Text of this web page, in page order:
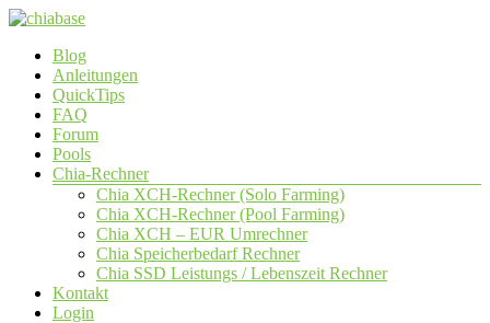
Zum
springen
chiabase
CHIA
Info-
Community
Seite
Menü
Blog
Anleitungen
QuickTips
FAQ
Forum
Pools
Chia-Rechner
Chia XCH-Rechner (Solo Farming)
Chia XCH-Rechner (Pool Farming)
Chia XCH – EUR Umrechner
Chia Speicherbedarf Rechner
Chia SSD Leistungs / Lebenszeit Rechner
Kontakt
Login